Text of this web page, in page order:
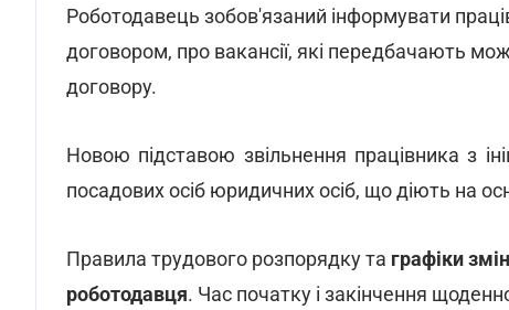
Роботодавець зобов'язаний інформувати
договором, про вакансії, які передбачають
договору.
Новою підставою звільнення працівника з
посадових осіб юридичних осіб, що діють на
Правила трудового розпорядку та графіки
роботодавця. Час початку і закінчення